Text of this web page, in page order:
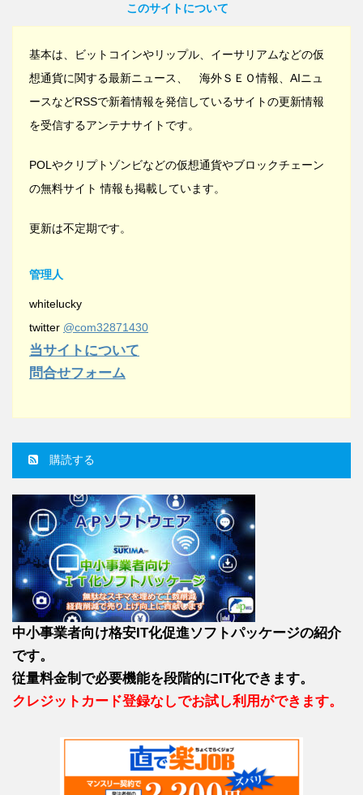
このサイトについて
基本は、ビットコインやリップル、イーサリアムなどの仮
想通貨に関する最新ニュース、 海外ＳＥＯ情報、AIニュ
ースなどRSSで新着情報を発信しているサイトの更新情報
を受信するアンテナサイトです。
POLやクリプトゾンビなどの仮想通貨やブロックチェーン
の無料サイト 情報も掲載しています。
更新は不定期です。
管理人
whitelucky
twitter @com32871430
当サイトについて
問合せフォーム
購読する
中小事業者向け格安IT化促進ソフトパッケージの紹介
です。
従量料金制で必要機能を段階的にIT化できます。
クレジットカード登録なしでお試し利用ができます。